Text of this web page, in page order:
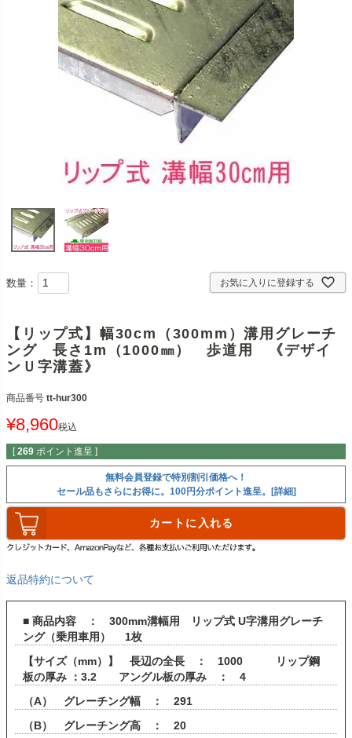
お気に入りに登録する
数量：
【リップ式】幅30cm（300mm）溝用グレーチ
ング 長さ1m（1000㎜） 歩道用 《デザイ
ンＵ字溝蓋》
商品番号 tt-hur300
¥8,960税込
[ 269 ポイント進呈 ]
無料会員登録で特別割引価格へ！
セール品もさらにお得に。100円分ポイント進呈。[詳細]
カートに入れる
返品特約について
■ 商品内容 ： 300mm溝幅用 リップ式 U字溝用グレーチ
ング（乗用車用） 1枚
【サイズ（mm）】 長辺の全長 ： 1000 リップ鋼
板の厚み ：3.2 アングル板の厚み ： 4
（A） グレーチング幅 ： 291
（B） グレーチング高 ： 20